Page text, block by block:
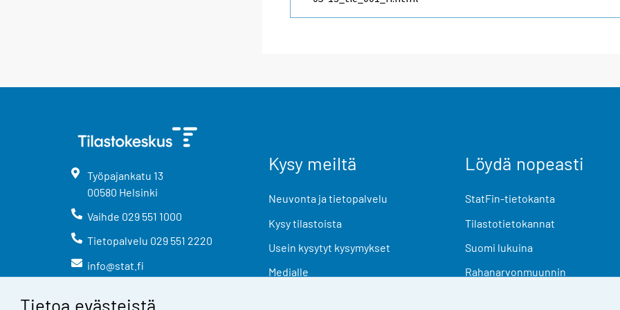
Tietoa evästeistä
Työpajankatu 13
00580 Helsinki
Vaihde 029 551 1000
Tietopalvelu 029 551 2220
info@stat.fi
Kysy meiltä
Neuvonta ja tietopalvelu
Kysy tilastoista
Usein kysytyt kysymykset
Medialle
Löydä nopeasti
StatFin-tietokanta
Tilastotietokannat
Suomi lukuina
Rahanarvonmuunnin